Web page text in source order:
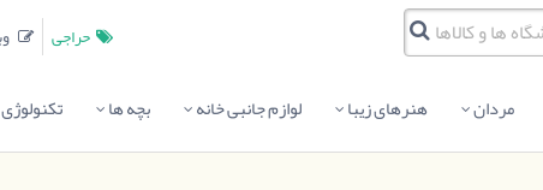
حراجی
مردان هنرهای زیبا لوازم جانبی خانه بچه ها تکنولوژی